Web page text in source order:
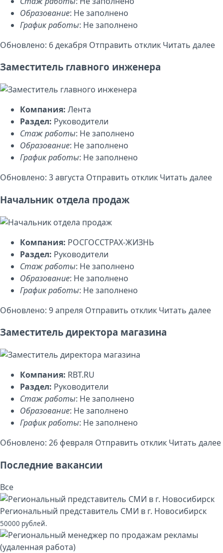
Образование: Не заполнено
График работы: Не заполнено
Обновлено: 6 декабря Отправить отклик Читать далее
Заместитель главного инженера
Компания: Лента
Раздел: Руководители
Стаж работы: Не заполнено
Образование: Не заполнено
График работы: Не заполнено
Обновлено: 3 августа Отправить отклик Читать далее
Начальник отдела продаж
Компания: РОСГОССТРАХ-ЖИЗНЬ
Раздел: Руководители
Стаж работы: Не заполнено
Образование: Не заполнено
График работы: Не заполнено
Обновлено: 9 апреля Отправить отклик Читать далее
Заместитель директора магазина
Компания: RBT.RU
Раздел: Руководители
Стаж работы: Не заполнено
Образование: Не заполнено
График работы: Не заполнено
Обновлено: 26 февраля Отправить отклик Читать далее
Последние вакансии
Все
Региональный представитель СМИ в г. Новосибирск
50000 рублей.